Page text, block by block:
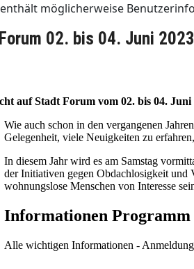
möglicherweise
02. bis 04. Juni